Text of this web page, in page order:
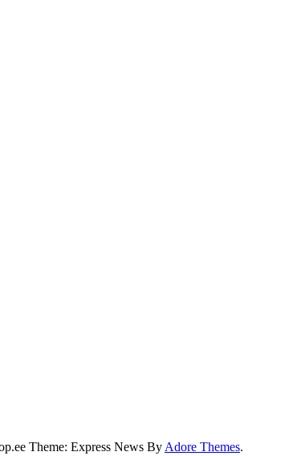
Theme: Express News By Adore Themes.